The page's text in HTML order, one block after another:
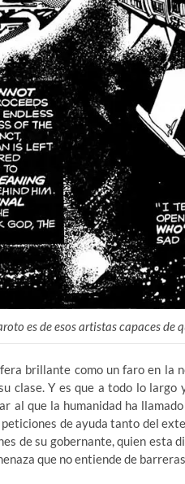
es de esos artistas capaces de
brillante como un faro en la
clase. Y es que a todo lo
al que la humanidad ha
peticiones de ayuda tanto del
de su gobernante, quien esta
que no entiende de